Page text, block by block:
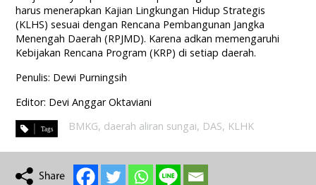
harus menerapkan Kajian Lingkungan Hidup Strategis
(KLHS) sesuai dengan Rencana Pembangunan Jangka
Menengah Daerah (RPJMD). Karena adkan memengaruhi
Kebijakan Rencana Program (KRP) di setiap daerah.
Penulis: Dewi Purningsih
Editor: Devi Anggar Oktaviani
BMKG, daerah aliran sungai, DAS, KLHK